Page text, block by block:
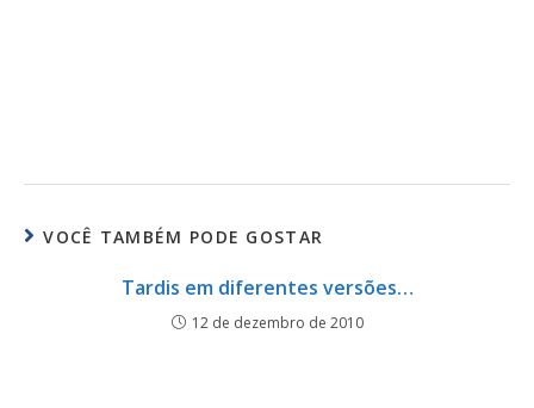
VOCÊ TAMBÉM PODE GOSTAR
Tardis em diferentes versões…
12 de dezembro de 2010